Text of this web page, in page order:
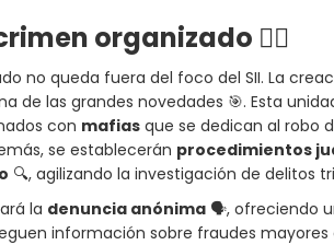
organizado 🕵️‍♀️
no queda fuera del foco del SII. La
de las grandes novedades 🎯. Esta
con mafias que se dedican al robo
se establecerán procedimientos
🔍, agilizando la investigación de delitos
la denuncia anónima 🗣️, ofreciendo
información sobre fraudes mayores